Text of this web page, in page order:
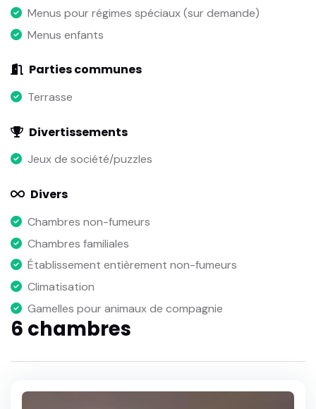
Menus pour régimes spéciaux (sur demande)
Menus enfants
Parties communes
Terrasse
Divertissements
Jeux de société/puzzles
Divers
Chambres non-fumeurs
Chambres familiales
Établissement entièrement non-fumeurs
Climatisation
Gamelles pour animaux de compagnie
6 chambres